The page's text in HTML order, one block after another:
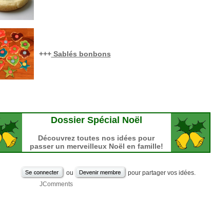
+++Sablés bonbons
Dossier Spécial Noël
Découvrez toutes nos idées pour
passer un merveilleux Noël en famille!
ou
pour partager vos idées.
JComments